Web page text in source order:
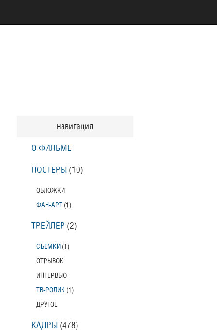
навигация
О ФИЛЬМЕ
ПОСТЕРЫ (10)
ОБЛОЖКИ
ФАН-АРТ (1)
ТРЕЙЛЕР (2)
СЪЕМКИ (1)
ОТРЫВОК
ИНТЕРВЬЮ
ТВ-РОЛИК (1)
ДРУГОЕ
КАДРЫ (478)